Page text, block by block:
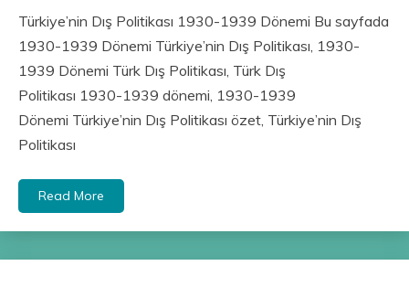
Türkiye’nin Dış Politikası 1930-1939 Dönemi Bu sayfada
1930-1939 Dönemi Türkiye’nin Dış Politikası, 1930-
1939 Dönemi Türk Dış Politikası, Türk Dış
Politikası 1930-1939 dönemi, 1930-1939
Dönemi Türkiye’nin Dış Politikası özet, Türkiye’nin Dış
Politikası
Read More